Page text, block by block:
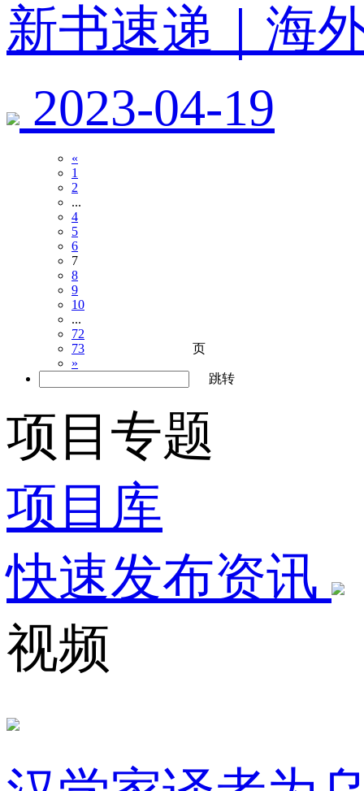
新书速递｜海
2023-04-19
«
1
2
...
4
5
6
7
8
9
10
...
72
73
»
页
跳转
项目专题
项目库
快速发布资讯
视频